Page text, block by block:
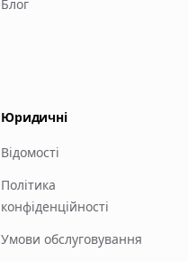
Блог
Юридичні
Відомості
Політика
конфіденційності
Умови обслуговування